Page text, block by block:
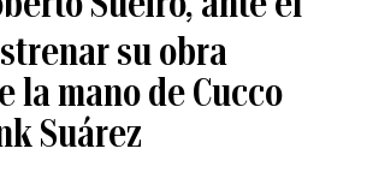
su obra
la mano de Cucco
Suárez